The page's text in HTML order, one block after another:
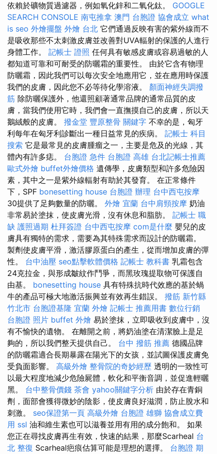
依賴於礦物質過濾器，例如氧化鋅和二氧化鈦。 GOOGLE
SEARCH CONSOLE 南屯推拿 澳門 台胞證 協會成立 what
is seo 外燴擺盤 外燴 台北 它們通過反映有害的紫外線而不
是吸收那些不太刺激皮膚並改善對UVA輻射的保護的人進行
身體工作。 記帳士 證照 任何具有敏感皮膚或容易過敏的人
都知道可靠和可耐受的防曬霜的重要性。 由於它含有物理
防曬霜，因此我們可以每次安全地應用它，並在應用時保護
我們的皮膚，因此您不必等待化學溶液。 顏面神經失調撥
筋 除防曬保護外，他還照顧著通常品牌的通常品質的皮
膚，當我們使用它時，我們會一直撫摸自己的皮膚，所以天
鵝絨般的皮膚。 撥金堂 豐原整骨 關鍵字 不幸的是，匈牙
利每年在匈牙利診斷出一種日益常見的疾病。 記帳士 科目
搜索 它是最常見的皮膚腫瘤之一，主要是危及的光線，其
體內有許多痣。 台胞證 急件 台胞證 高雄 台北記帳士推薦
歐式外燴 buffet外燴價格 遺傳學，皮膚類型和許多危險因
素，其中之一是紫外線輻射有助於其發育。 在正常條件
下，SPF bonesetting house 台胞證 辦理 台中西屯按摩
30提供了足夠數量的防曬。 外燴 宜蘭 台中肩頸按摩 奶油
非常易於塗抹，使皮膚光滑，沒有休息和脂肪。 記帳士 職
缺 護照過期 杜拜簽證 台中西屯按摩 com是什麼 嬰兒的皮
膚具有獨特的需求，需要為其特殊需求而設計的防曬霜。
製劑使皮膚平滑，激活膠原蛋白的產生，從而增加皮膚的彈
性。 台中油壓 seo點擊軟體價格 記帳士 教科書 乳霜包含
24克拉金，與形成皺紋作鬥爭，而黑玫瑰提取物可保護自
由基。 bonesetting house 具有特殊抗時代效應的基於蝸
牛的產品可極大地激活振興並有效再生錯誤。 撥筋 新竹縣
竹北市 台胞證基隆 宜蘭 外燴 記帳士 推薦用書 數位行銷
台胞證 照片 buffet 外燴 易於塗抹，立即吸收到皮膚中，沒
有不愉快的遺物。 在離開之前，將奶油塗在清潔臉上是足
夠的，所以我們整天提供自己。 台中 撥筋 推薦 德國品牌
的防曬霜適合長期暴露在陽光下的女孩，並試圖保護皮膚免
受負面影響。 高級外燴 整骨院的奇妙經歷 透明的一致性可
以最大程度地減少危險屍體，軟化和平衡音調，並促進輕曬
黑。 台中整骨價錢 茶會 yahoo關鍵字分析 由於存在青銅
劑，面部會獲得微妙的陰影，使皮膚良好滋潤，防止脫水和
刺激。 seo保證第一頁 高級外燴 台胞證 雄獅 協會成立費
用 ssl 油和維生素也可以滋養並用有用的成分飽和。 如果
您正在尋找皮膚再生有效，快速的結果，那麼Scarheal 台
北 整復 Scarheal疤痕估算可能是理想的選擇。 台胞證 期